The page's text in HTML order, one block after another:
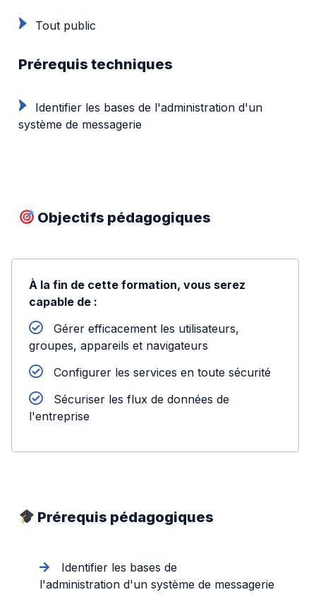
Tout public
Prérequis techniques
Identifier les bases de l'administration d'un
système de messagerie
Objectifs pédagogiques
À la fin de cette formation, vous serez
capable de :
Gérer efficacement les utilisateurs,
groupes, appareils et navigateurs
Configurer les services en toute sécurité
Sécuriser les flux de données de
l'entreprise
Prérequis pédagogiques
Identifier les bases de
l'administration d'un système de messagerie